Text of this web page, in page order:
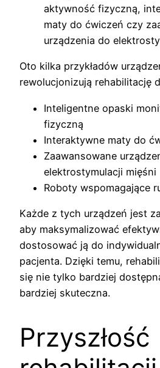
aktywność fizyczną,
maty do ćwiczeń czy
urządzenia do
Oto kilka przykładów
rewolucjonizują rehabilitację
Inteligentne opaski
fizyczną
Interaktywne maty do
Zaawansowane
elektrostymulacji mięśni
Roboty wspomagające
Każde z tych urządzeń jest
aby maksymalizować
dostosować ją do
pacjenta. Dzięki temu,
się nie tylko bardziej
bardziej skuteczna.
Przyszłość